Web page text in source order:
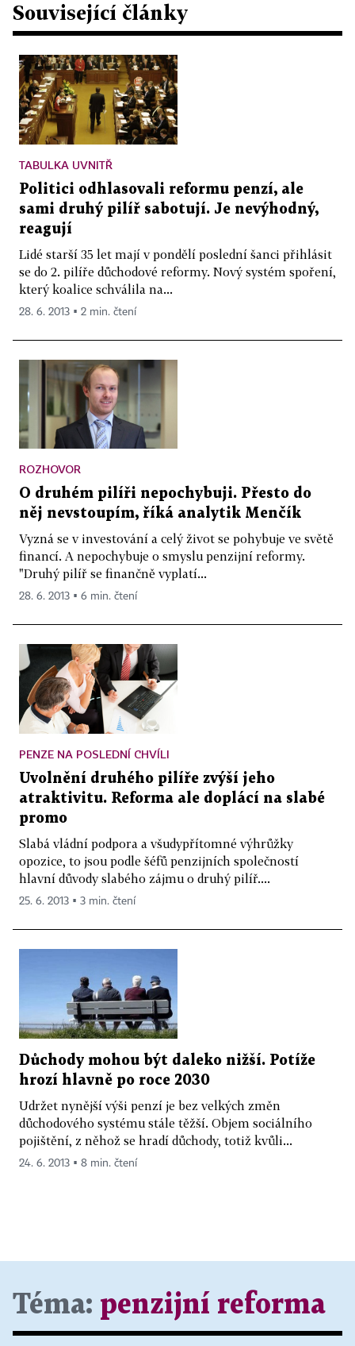
Související články
TABULKA UVNITŘ
Politici odhlasovali reformu penzí, ale
sami druhý pilíř sabotují. Je nevýhodný,
reagují
Lidé starší 35 let mají v pondělí poslední šanci přihlásit
se do 2. pilíře důchodové reformy. Nový systém spoření,
který koalice schválila na...
28. 6. 2013 ▪ 2 min. čtení
ROZHOVOR
O druhém pilíři nepochybuji. Přesto do
něj nevstoupím, říká analytik Menčík
Vyzná se v investování a celý život se pohybuje ve světě
financí. A nepochybuje o smyslu penzijní reformy.
"Druhý pilíř se finančně vyplatí...
28. 6. 2013 ▪ 6 min. čtení
PENZE NA POSLEDNÍ CHVÍLI
Uvolnění druhého pilíře zvýší jeho
atraktivitu. Reforma ale doplácí na slabé
promo
Slabá vládní podpora a všudypřítomné výhrůžky
opozice, to jsou podle šéfů penzijních společností
hlavní důvody slabého zájmu o druhý pilíř....
25. 6. 2013 ▪ 3 min. čtení
Důchody mohou být daleko nižší. Potíže
hrozí hlavně po roce 2030
Udržet nynější výši penzí je bez velkých změn
důchodového systému stále těžší. Objem sociálního
pojištění, z něhož se hradí důchody, totiž kvůli...
24. 6. 2013 ▪ 8 min. čtení
Téma: penzijní reforma